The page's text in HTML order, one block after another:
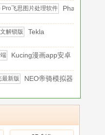
式处理
软件
(Capture
汉化免
PhaseOne
飞
思
片
软
v11.0.0.266
Tekla
2025中文解锁
版 免费版
Kucing漫画app安卓
build01NEO帝骑模拟器
v1.7.82
漫剧抢先看app官方